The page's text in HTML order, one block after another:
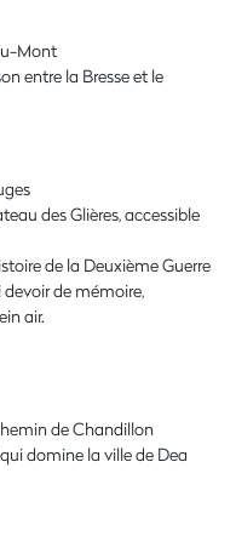
Mont
entre la Bresse et le
des Glières, accessible
de la Deuxième Guerre
de mémoire,
air.
de Chandillon
domine la ville de Dea